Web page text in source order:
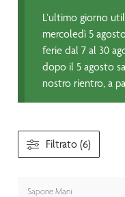
L’ultimo giorno
mercoledì 5
ferie dal 7 al 30
dopo il 5 agosto
nostro rientro, a
Filtrato (6)
Sapone Mani